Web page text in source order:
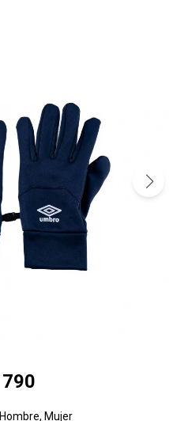
790
Hombre, Mujer